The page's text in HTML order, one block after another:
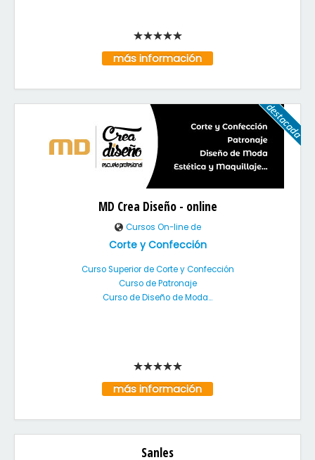
más información
MD Crea Diseño - online
Cursos On-line de
Corte y Confección
Curso Superior de Corte y Confección
Curso de Patronaje
Curso de Diseño de Moda...
más información
Sanles